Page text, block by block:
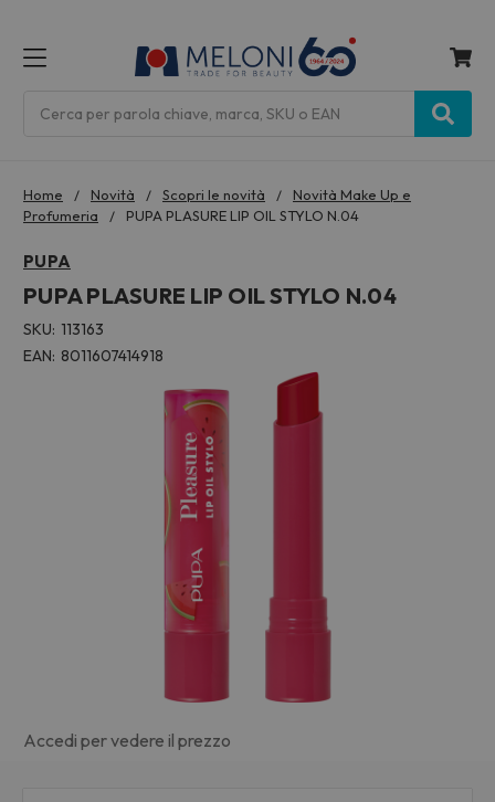
Home Novità Scopri le novità
Novità Make Up e
Profumeria
PUPA PLASURE LIP OIL STYLO N.04
PUPA
PUPA PLASURE LIP OIL STYLO N.04
SKU: 113163
EAN: 8011607414918
Accedi per vedere il prezzo